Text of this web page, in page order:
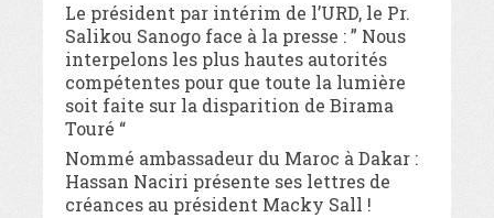
Le président par intérim de l’URD, le Pr.
Salikou Sanogo face à la presse : ” Nous
interpelons les plus hautes autorités
compétentes pour que toute la lumière
soit faite sur la disparition de Birama
Touré “
Nommé ambassadeur du Maroc à Dakar :
Hassan Naciri présente ses lettres de
créances au président Macky Sall !